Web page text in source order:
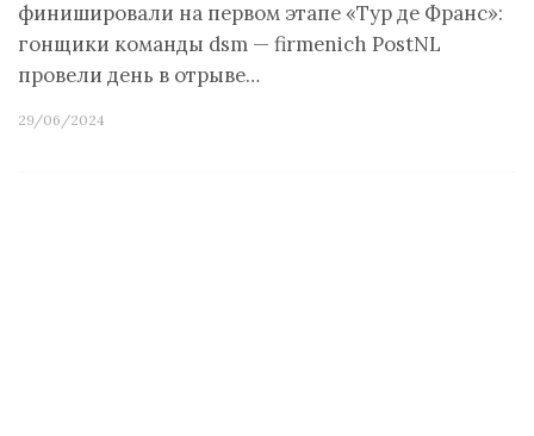
финишировали на первом этапе «Тур де Франс»:
гонщики команды dsm — firmenich PostNL
провели день в отрыве…
29/06/2024